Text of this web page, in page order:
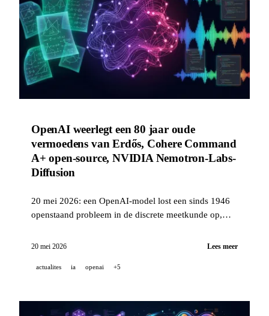
OpenAI weerlegt een 80 jaar oude
vermoedens van Erdős, Cohere Command
A+ open-source, NVIDIA Nemotron-Labs-
Diffusion
20 mei 2026: een OpenAI-model lost een sinds 1946
openstaand probleem in de discrete meetkunde op,
NVIDIA lanceert een token-diffusie-LLM, Gemini for
20 mei 2026 Lees meer
actualites ia openai +5